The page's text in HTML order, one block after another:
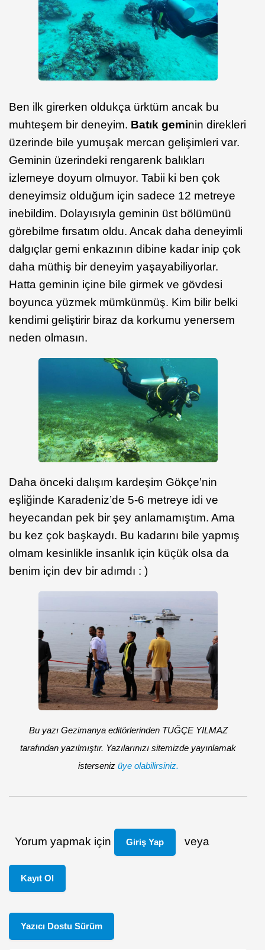
Ben ilk girerken oldukça ürktüm ancak bu
muhteşem bir deneyim. Batık geminin direkleri
üzerinde bile yumuşak mercan gelişimleri var.
Geminin üzerindeki rengarenk balıkları
izlemeye doyum olmuyor. Tabii ki ben çok
deneyimsiz olduğum için sadece 12 metreye
inebildim. Dolayısıyla geminin üst bölümünü
görebilme fırsatım oldu. Ancak daha deneyimli
dalgıçlar gemi enkazının dibine kadar inip çok
daha müthiş bir deneyim yaşayabiliyorlar.
Hatta geminin içine bile girmek ve gövdesi
boyunca yüzmek mümkünmüş. Kim bilir belki
kendimi geliştirir biraz da korkumu yenersem
neden olmasın.
Daha önceki dalışım kardeşim Gökçe’nin
eşliğinde Karadeniz’de 5-6 metreye idi ve
heyecandan pek bir şey anlamamıştım. Ama
bu kez çok başkaydı. Bu kadarını bile yapmış
olmam kesinlikle insanlık için küçük olsa da
benim için dev bir adımdı : )
Bu yazı Gezimanya editörlerinden TUĞÇE YILMAZ
tarafından yazılmıştır. Yazılarınızı sitemizde yayınlamak
isterseniz üye olabilirsiniz.
Yorum yapmak için Giriş Yap veya
Kayıt Ol
Yazıcı Dostu Sürüm